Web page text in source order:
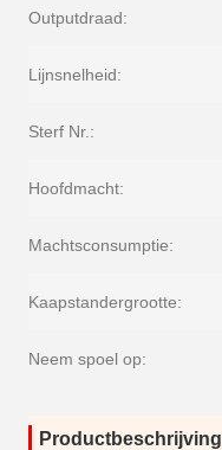
Outputdraad:
Lijnsnelheid:
Sterf Nr.:
Hoofdmacht:
Machtsconsumptie:
Kaapstandergrootte:
Neem spoel op:
Productbeschrijving